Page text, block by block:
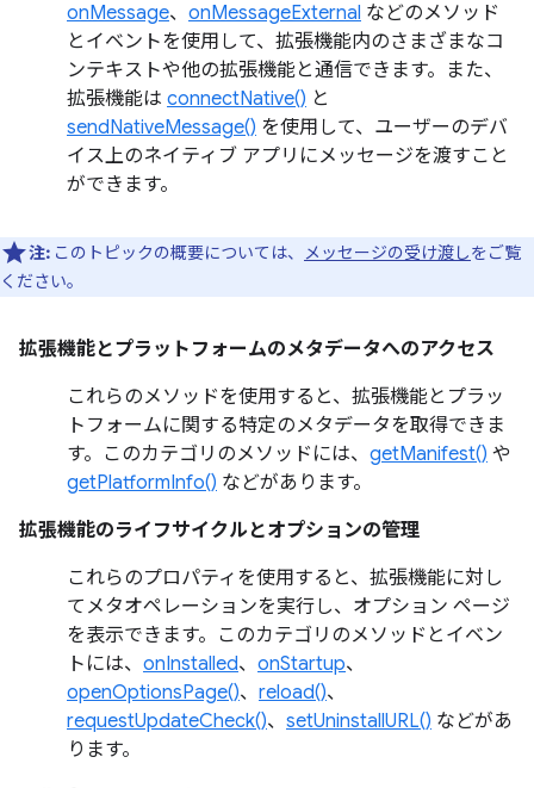
onMessage、 onMessageExternal などのメソッド
とイベントを使用して、拡張機能内のさまざまなコ
ンテキストや他の拡張機能と通信できます。また、
拡張機能は connectNative() と
sendNativeMessage() を使用して、ユーザーのデバ
イス上のネイティブ アプリにメッセージを渡すこと
ができます。
注: このトピックの概要については、 メッセージの受け渡しをご覧
ください。
拡張機能とプラットフォームのメタデータへのアクセス
これらのメソッドを使用すると、拡張機能とプラッ
トフォームに関する特定のメタデータを取得できま
す。このカテゴリのメソッドには、 getManifest() や
getPlatformInfo() などがあります。
拡張機能のライフサイクルとオプションの管理
これらのプロパティを使用すると、拡張機能に対し
てメタオペレーションを実行し、オプション ページ
を表示できます。このカテゴリのメソッドとイベン
トには、 onInstalled、 onStartup、
openOptionsPage()、 reload()、
requestUpdateCheck()、 setUninstallURL() などがあ
ります。